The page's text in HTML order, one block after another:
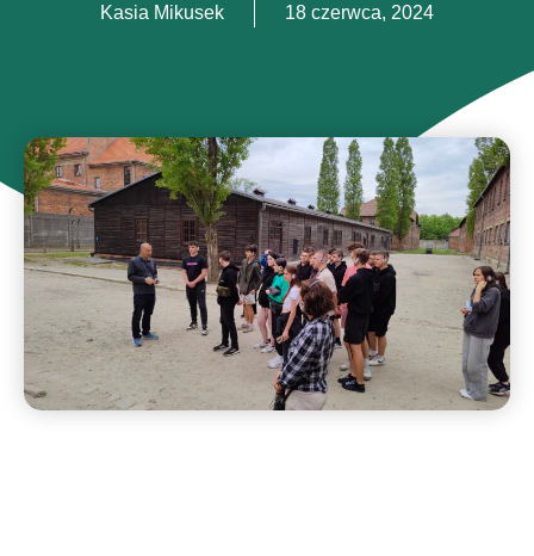
Kasia Mikusek 18 czerwca, 2024